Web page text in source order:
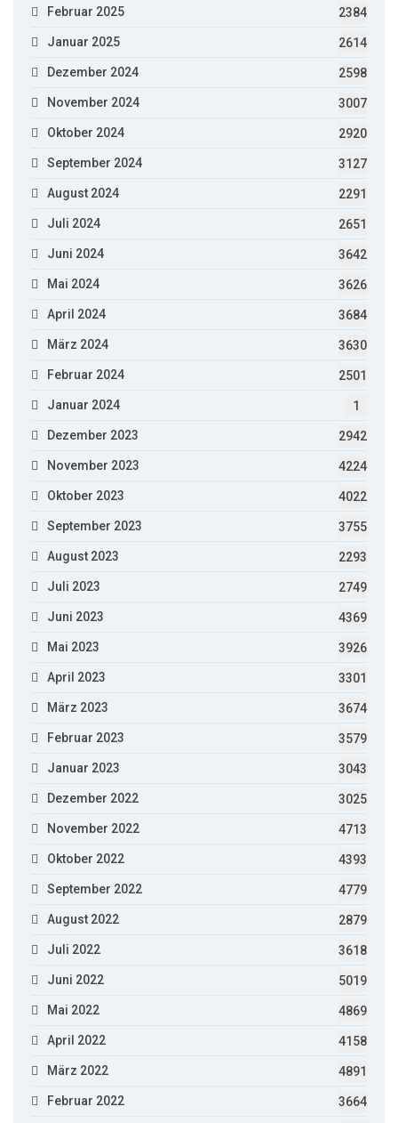
Februar 2025 2384
Januar 2025 2614
Dezember 2024 2598
November 2024 3007
Oktober 2024 2920
September 2024 3127
August 2024 2291
Juli 2024 2651
Juni 2024 3642
Mai 2024 3626
April 2024 3684
März 2024 3630
Februar 2024 2501
Januar 2024 1
Dezember 2023 2942
November 2023 4224
Oktober 2023 4022
September 2023 3755
August 2023 2293
Juli 2023 2749
Juni 2023 4369
Mai 2023 3926
April 2023 3301
März 2023 3674
Februar 2023 3579
Januar 2023 3043
Dezember 2022 3025
November 2022 4713
Oktober 2022 4393
September 2022 4779
August 2022 2879
Juli 2022 3618
Juni 2022 5019
Mai 2022 4869
April 2022 4158
März 2022 4891
Februar 2022 3664